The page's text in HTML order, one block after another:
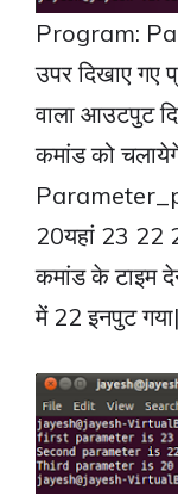
Program:
उपर दिखाए गए
वाला आउटपुट
कमांड को
20यहां 23 22
कमांड के टाइम
में 22 इनपुट